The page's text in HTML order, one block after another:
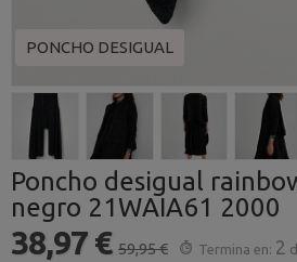
PONCHO DESIGUAL
Poncho desigual
negro 21WAIA61 2000
38,97 € 59,95 € Termina en: 2